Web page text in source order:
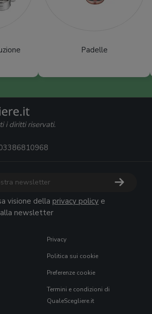
Padelle
i diritti riservati.
visione della privacy policy e
newsletter
Privacy
Politica sui cookie
Preferenze cookie
Termini e condizioni di
QualeScegliere.it